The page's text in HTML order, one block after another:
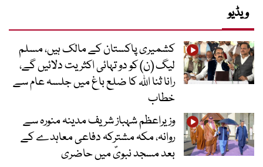
ویڈیو
کشمیری پاکستان کے مالک ہیں، مسلم
لیگ (ن) کو دو تہائی اکثریت دلائیں گے،
رانا ثنا اللہ کا ضلع باغ میں جلسہ عام سے
خطاب
وزیراعظم شہباز شریف مدینہ منورہ سے
روانہ، مکہ مشترکہ دفاعی معاہدے کے
بعد مسجد نبویؐ میں حاضری